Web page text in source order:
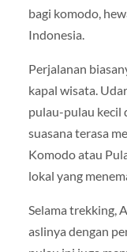
bagi komodo,
Indonesia.
Perjalanan
kapal wisata.
pulau-pulau kecil
suasana terasa
Komodo atau
lokal yang
Selama trekking,
aslinya dengan